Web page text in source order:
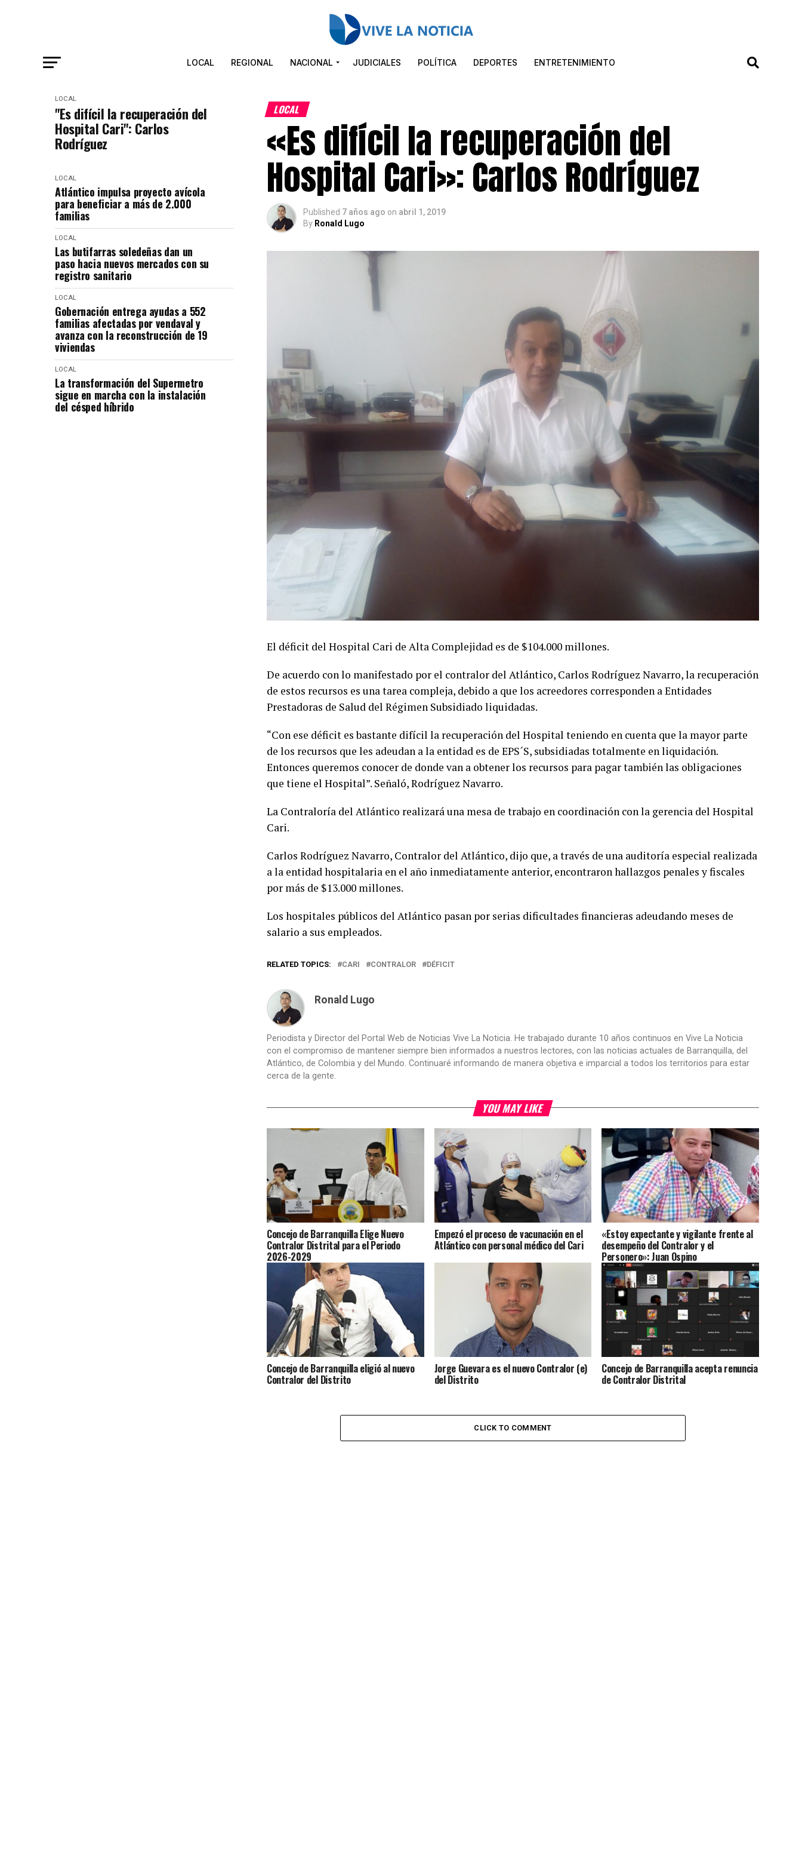
LOCAL REGIONAL NACIONAL JUDICIALES POLÍTICA DEPORTES ENTRETENIMIENTO
LOCAL
"Es difícil la recuperación del
Hospital Cari": Carlos
Rodríguez
LOCAL
Atlántico impulsa proyecto avícola
para beneficiar a más de 2.000
familias
LOCAL
Las butifarras soledeñas dan un
paso hacia nuevos mercados con su
registro sanitario
LOCAL
Gobernación entrega ayudas a 552
familias afectadas por vendaval y
avanza con la reconstrucción de 19
viviendas
LOCAL
La transformación del Supermetro
sigue en marcha con la instalación
del césped híbrido
LOCAL
«Es difícil la recuperación del
Hospital Cari»: Carlos Rodríguez
Published 7 años ago on abril 1, 2019
By Ronald Lugo
El déficit del Hospital Cari de Alta Complejidad es de $104.000 millones.
De acuerdo con lo manifestado por el contralor del Atlántico, Carlos Rodríguez Navarro, la recuperación
de estos recursos es una tarea compleja, debido a que los acreedores corresponden a Entidades
Prestadoras de Salud del Régimen Subsidiado liquidadas.
“Con ese déficit es bastante difícil la recuperación del Hospital teniendo en cuenta que la mayor parte
de los recursos que les adeudan a la entidad es de EPS´S, subsidiadas totalmente en liquidación.
Entonces queremos conocer de donde van a obtener los recursos para pagar también las obligaciones
que tiene el Hospital”. Señaló, Rodríguez Navarro.
La Contraloría del Atlántico realizará una mesa de trabajo en coordinación con la gerencia del Hospital
Cari.
Carlos Rodríguez Navarro, Contralor del Atlántico, dijo que, a través de una auditoría especial realizada
a la entidad hospitalaria en el año inmediatamente anterior, encontraron hallazgos penales y fiscales
por más de $13.000 millones.
Los hospitales públicos del Atlántico pasan por serias dificultades financieras adeudando meses de
salario a sus empleados.
RELATED TOPICS: CARI CONTRALOR DÉFICIT
Ronald Lugo
Periodista y Director del Portal Web de Noticias Vive La Noticia. He trabajado durante 10 años continuos en Vive La Noticia
con el compromiso de mantener siempre bien informados a nuestros lectores, con las noticias actuales de Barranquilla, del
Atlántico, de Colombia y del Mundo. Continuaré informando de manera objetiva e imparcial a todos los territorios para estar
cerca de la gente.
YOU MAY LIKE
Concejo de Barranquilla Elige Nuevo
Contralor Distrital para el Periodo
2026-2029
Empezó el proceso de vacunación en el
Atlántico con personal médico del Cari
«Estoy expectante y vigilante frente al
desempeño del Contralor y el
Personero»: Juan Ospino
Concejo de Barranquilla eligió al nuevo
Contralor del Distrito
Jorge Guevara es el nuevo Contralor (e)
del Distrito
Concejo de Barranquilla acepta renuncia
de Contralor Distrital
CLICK TO COMMENT